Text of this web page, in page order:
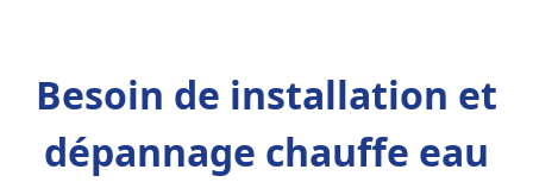
Besoin de installation et
dépannage chauffe eau